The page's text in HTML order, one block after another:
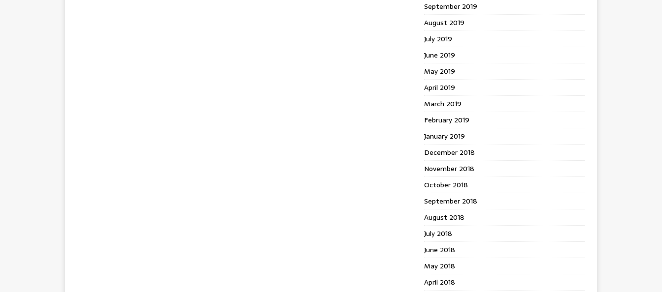
September 2019
August 2019
July 2019
June 2019
May 2019
April 2019
March 2019
February 2019
January 2019
December 2018
November 2018
October 2018
September 2018
August 2018
July 2018
June 2018
May 2018
April 2018